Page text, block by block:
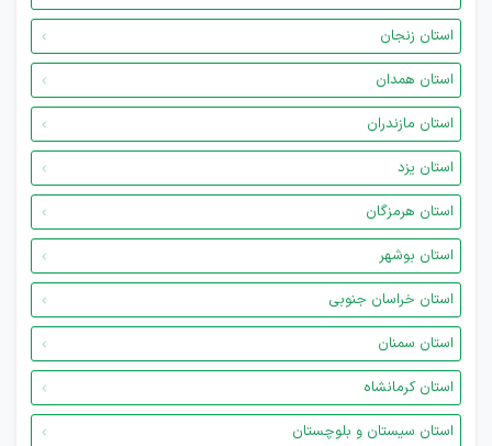
استان زنجان
استان همدان
استان مازندران
استان یزد
استان هرمزگان
استان بوشهر
استان خراسان جنوبی
استان سمنان
استان کرمانشاه
استان سیستان و بلوچستان